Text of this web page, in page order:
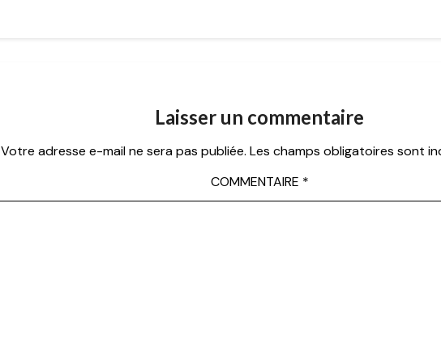
Laisser un commentaire
Votre adresse e-mail ne sera pas publiée. Les champs obligatoires sont
COMMENTAIRE *